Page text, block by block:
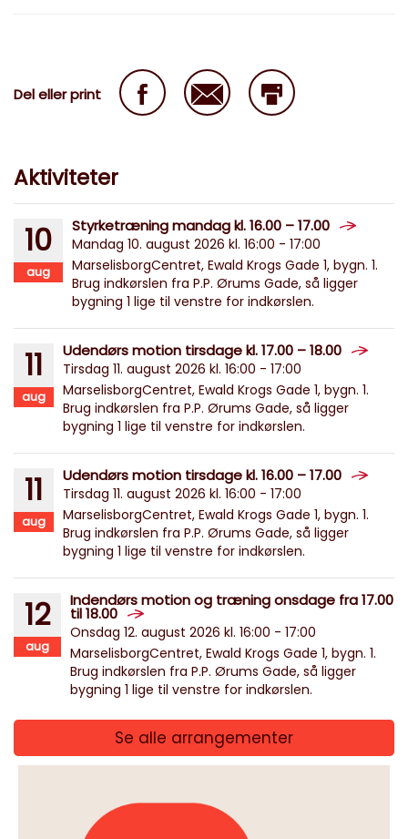
Del eller print
Aktiviteter
10
aug
Styrketræning mandag kl. 16.00 – 17.00
Mandag 10. august 2026 kl. 16:00 - 17:00
MarselisborgCentret, Ewald Krogs Gade 1, bygn. 1.
Brug indkørslen fra P.P. Ørums Gade, så ligger
bygning 1 lige til venstre for indkørslen.
11
aug
Udendørs motion tirsdage kl. 17.00 – 18.00
Tirsdag 11. august 2026 kl. 16:00 - 17:00
MarselisborgCentret, Ewald Krogs Gade 1, bygn. 1.
Brug indkørslen fra P.P. Ørums Gade, så ligger
bygning 1 lige til venstre for indkørslen.
11
aug
Udendørs motion tirsdage kl. 16.00 – 17.00
Tirsdag 11. august 2026 kl. 16:00 - 17:00
MarselisborgCentret, Ewald Krogs Gade 1, bygn. 1.
Brug indkørslen fra P.P. Ørums Gade, så ligger
bygning 1 lige til venstre for indkørslen.
12
aug
Indendørs motion og træning onsdage fra 17.00
til 18.00
Onsdag 12. august 2026 kl. 16:00 - 17:00
MarselisborgCentret, Ewald Krogs Gade 1, bygn. 1.
Brug indkørslen fra P.P. Ørums Gade, så ligger
bygning 1 lige til venstre for indkørslen.
Se alle arrangementer